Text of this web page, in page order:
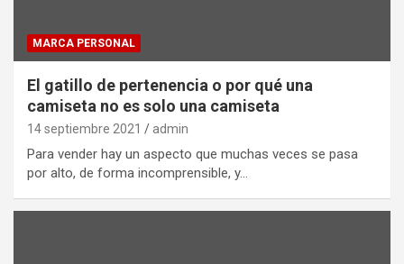
MARCA PERSONAL
El gatillo de pertenencia o por qué una
camiseta no es solo una camiseta
14 septiembre 2021 admin
Para vender hay un aspecto que muchas veces se pasa
por alto, de forma incomprensible, y…